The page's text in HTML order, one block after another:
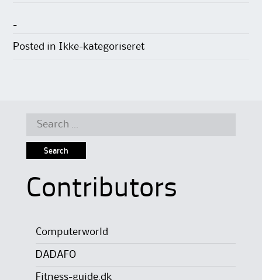
-
Posted in Ikke-kategoriseret
Search
Contributors
Computerworld
DADAFO
Fitness-guide.dk